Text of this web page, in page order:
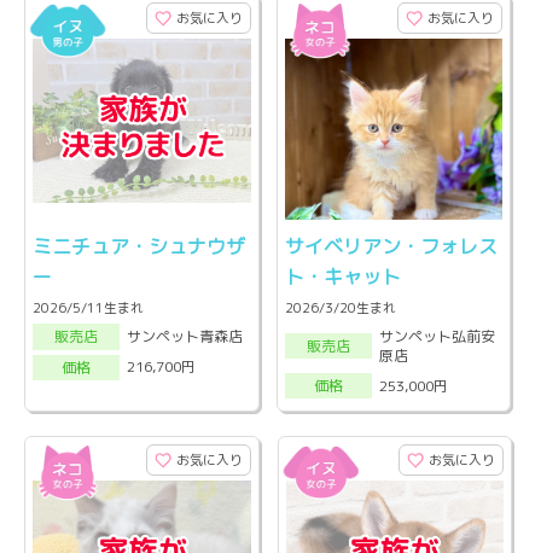
お気に入り
ミニチュア・シュナウザ
ー
2026/5/11生まれ
販売店
サンペット青森店
価格
216,700円
お気に入り
サイベリアン・フォレス
ト・キャット
2026/3/20生まれ
販売店
サンペット弘前安
原店
価格
253,000円
お気に入り お気に入り